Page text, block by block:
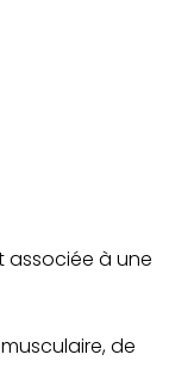
associée à une
de